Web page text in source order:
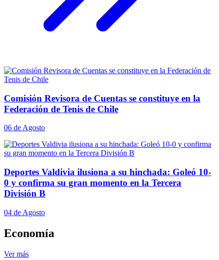
Comisión Revisora de Cuentas se constituye en la
Federación de Tenis de Chile
06 de Agosto
Deportes Valdivia ilusiona a su hinchada: Goleó 10-
0 y confirma su gran momento en la Tercera
División B
04 de Agosto
Economía
Ver más